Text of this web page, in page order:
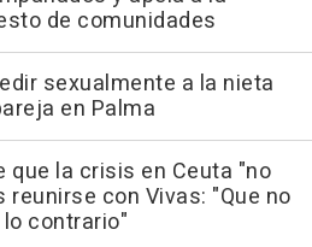
de comunidades
sexualmente a la nieta
en Palma
que la crisis en Ceuta "no
reunirse con Vivas: "Que no
contrario"